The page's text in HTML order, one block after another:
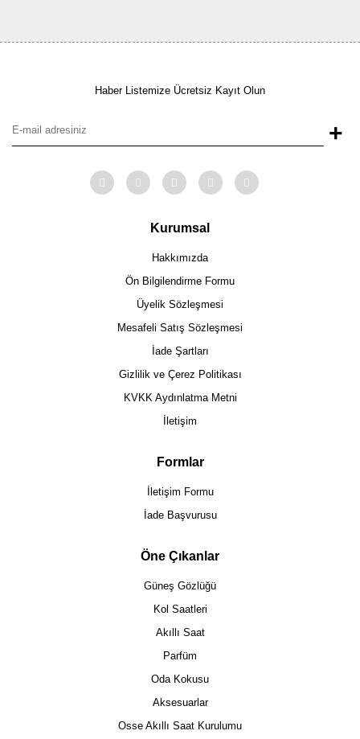
Haber Listemize Ücretsiz Kayıt Olun
+
Kurumsal
Hakkımızda
Ön Bilgilendirme Formu
Üyelik Sözleşmesi
Mesafeli Satış Sözleşmesi
İade Şartları
Gizlilik ve Çerez Politikası
KVKK Aydınlatma Metni
İletişim
Formlar
İletişim Formu
İade Başvurusu
Öne Çıkanlar
Güneş Gözlüğü
Kol Saatleri
Akıllı Saat
Parfüm
Oda Kokusu
Aksesuarlar
Osse Akıllı Saat Kurulumu